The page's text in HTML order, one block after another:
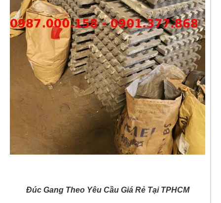
Đúc Gang Theo Yêu Cầu Giá Rẻ Tại TPHCM